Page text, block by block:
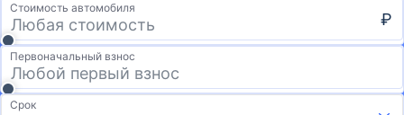
Стоимость автомобиля
₽
Первоначальный взнос
Срок